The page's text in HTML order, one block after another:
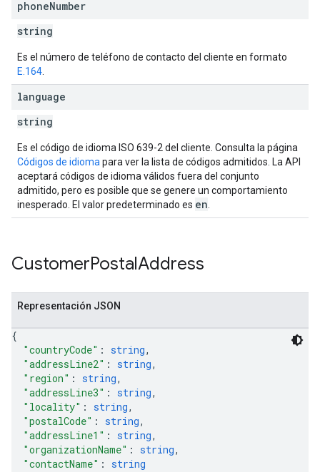
phoneNumber
string
Es el número de teléfono de contacto del cliente en formato
E.164
language
string
Es el código de idioma ISO 639-2 del cliente. Consulta la página
Códigos de idioma para ver la lista de códigos admitidos. La API
aceptará códigos de idioma válidos fuera del conjunto
admitido, pero es posible que se genere un comportamiento
inesperado. El valor predeterminado es en
CustomerPostalAddress
Representación JSON
{
"countryCode" : string,
"addressLine2" : string,
"region" : string,
"addressLine3" : string,
"locality" : string,
"postalCode" : string,
"addressLine1" : string,
"organizationName" : string,
"contactName" : string